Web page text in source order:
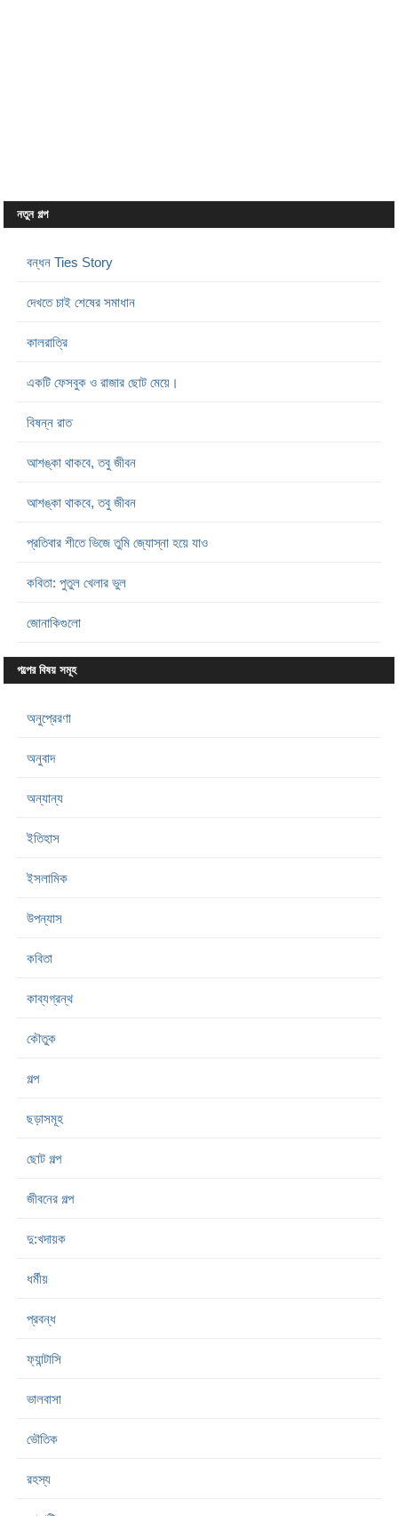
নতুন গল্প
বন্ধন Ties Story
দেখতে চাই শেষের সমাধান
কালরাত্রি
একটি ফেসবুক ও রাজার ছোট মেয়ে।
বিষন্ন রাত
আশঙ্কা থাকবে, তবু জীবন
আশঙ্কা থাকবে, তবু জীবন
প্রতিবার শীতে ভিজে তুমি জ্যোস্না হয়ে যাও
কবিতা: পুতুল খেলার ভুল
জোনাকিগুলো
গল্পের বিষয় সমূহ
অনুপ্রেরণা
অনুবাদ
অন্যান্য
ইতিহাস
ইসলামিক
উপন্যাস
কবিতা
কাব্যগ্রন্থ
কৌতুক
গল্প
ছড়াসমূহ
ছোট গল্প
জীবনের গল্প
দু:খদায়ক
ধর্মীয়
প্রবন্ধ
ফ্যান্টাসি
ভালবাসা
ভৌতিক
রহস্য